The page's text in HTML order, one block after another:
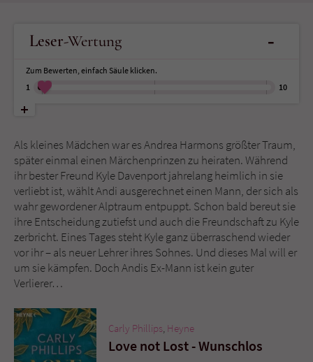
Leser-Wertung -
Zum Bewerten, einfach Säule klicken.
1
10
Als kleines Mädchen war es Andrea Harmons größter Traum,
später einmal einen Märchenprinzen zu heiraten. Während
ihr bester Freund Kyle Davenport jahrelang heimlich in sie
verliebt ist, wählt Andi ausgerechnet einen Mann, der sich als
wahr gewordener Alptraum entpuppt. Schon bald bereut sie
ihre Entscheidung zutiefst und auch die Freundschaft zu Kyle
zerbricht. Eines Tages steht Kyle ganz überraschend wieder
vor ihr – als neuer Lehrer ihres Sohnes. Und dieses Mal will er
um sie kämpfen. Doch Andis Ex-Mann ist kein guter
Verlierer…
Carly Phillips, Heyne
Love not Lost - Wunschlos
Name
Anbieter Literatur-Couch Medien GmbH & Co. KG
Laufzeit
Name fe_typo_user
Anbieter Literatur-Couch Medien GmbH & Co. KG
Laufzeit Session
Dieses Cookie gewährleistet die
überprüfen.